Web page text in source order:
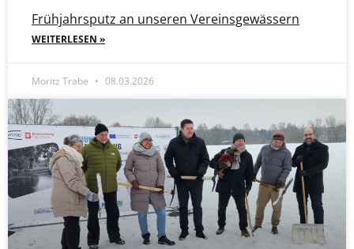
Frühjahrsputz an unseren Vereinsgewässern
WEITERLESEN »
Moritz Trabe 08.03.2026